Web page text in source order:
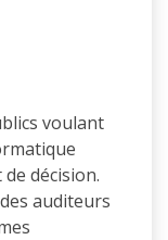
voulant
décision.
auditeurs